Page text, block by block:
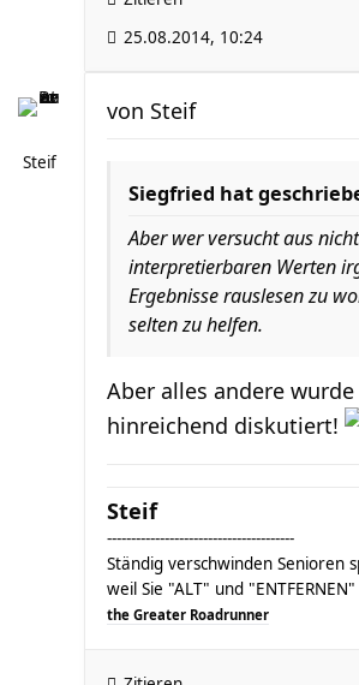
25.08.2014, 10:24
Steif
von Steif
Siegfried hat
Aber wer versucht aus nicht
interpretierbaren Werten
Ergebnisse rauslesen zu
selten zu helfen.
Aber alles andere
hinreichend diskutiert!
Steif
---------------------------------------
Ständig verschwinden Senioren
weil Sie "ALT" und
the Greater Roadrunner